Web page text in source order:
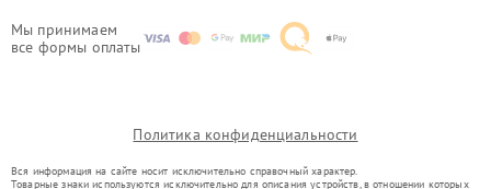
Мы принимаем
все формы оплаты
Политика конфиденциальности
Вся информация на сайте носит исключительно справочный характер.
Товарные знаки используются исключительно для описания устройств, в отношении которых